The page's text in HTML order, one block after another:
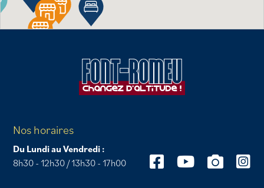
Nos horaires
Du Lundi au Vendredi :
8h30 - 12h30 / 13h30 - 17h00